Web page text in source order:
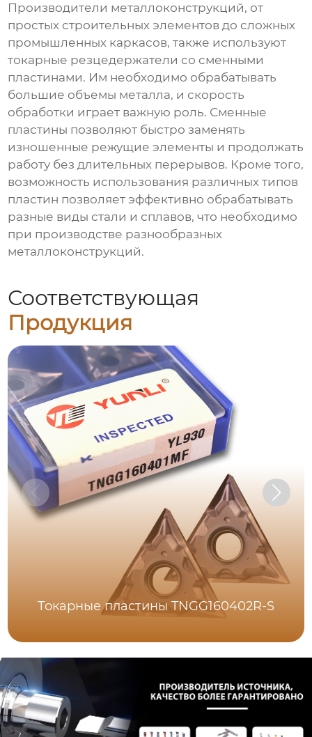
Производители металлоконструкций, от
простых строительных элементов до сложных
промышленных каркасов, также используют
токарные резцедержатели со сменными
пластинами. Им необходимо обрабатывать
большие объемы металла, и скорость
обработки играет важную роль. Сменные
пластины позволяют быстро заменять
изношенные режущие элементы и продолжать
работу без длительных перерывов. Кроме того,
возможность использования различных типов
пластин позволяет эффективно обрабатывать
разные виды стали и сплавов, что необходимо
при производстве разнообразных
металлоконструкций.
Соответствующая
Продукция
Токарные пластины TNGG160402R-S